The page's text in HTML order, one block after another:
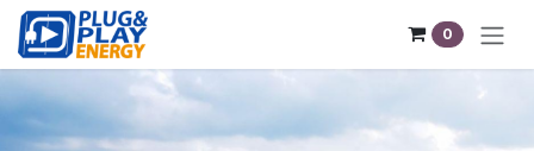
Skip to Content
0